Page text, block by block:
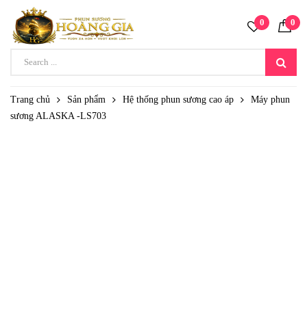
0 0
Trang chủ Sản phẩm Hệ thống phun sương cao áp
Máy phun
sương ALASKA -LS703